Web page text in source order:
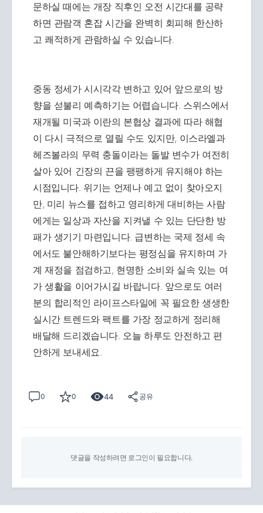
문하실 때에는 개장 직후인 오전 시간대를 공략
하면 관람객 혼잡 시간을 완벽히 회피해 한산하
고 쾌적하게 관람하실 수 있습니다.
중동 정세가 시시각각 변하고 있어 앞으로의 방
향을 섣불리 예측하기는 어렵습니다. 스위스에서
재개될 미국과 이란의 본협상 결과에 따라 해협
이 다시 극적으로 열릴 수도 있지만, 이스라엘과
헤즈볼라의 무력 충돌이라는 돌발 변수가 여전히
살아 있어 긴장의 끈을 팽팽하게 유지해야 하는
시점입니다. 위기는 언제나 예고 없이 찾아오지
만, 미리 뉴스를 접하고 영리하게 대비하는 사람
에게는 일상과 자산을 지켜낼 수 있는 단단한 방
패가 생기기 마련입니다. 급변하는 국제 정세 속
에서도 불안해하기보다는 평정심을 유지하며 가
계 재정을 점검하고, 현명한 소비와 실속 있는 여
가 생활을 이어가시길 바랍니다. 앞으로도 여러
분의 합리적인 라이프스타일에 꼭 필요한 생생한
실시간 트렌드와 팩트를 가장 정교하게 정리해
배달해 드리겠습니다. 오늘 하루도 안전하고 편
안하게 보내세요.
0 0 44 공유
댓글을 작성하려면 로그인이 필요합니다.